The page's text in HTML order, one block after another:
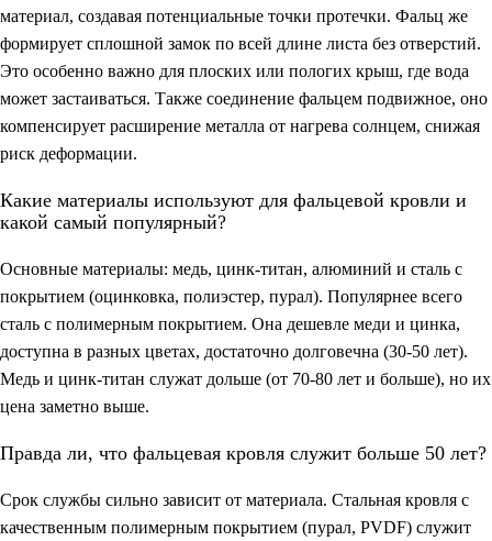
материал, создавая потенциальные точки протечки. Фальц же
формирует сплошной замок по всей длине листа без отверстий.
Это особенно важно для плоских или пологих крыш, где вода
может застаиваться. Также соединение фальцем подвижное, оно
компенсирует расширение металла от нагрева солнцем, снижая
риск деформации.
Какие материалы используют для фальцевой кровли и
какой самый популярный?
Основные материалы: медь, цинк-титан, алюминий и сталь с
покрытием (оцинковка, полиэстер, пурал). Популярнее всего
сталь с полимерным покрытием. Она дешевле меди и цинка,
доступна в разных цветах, достаточно долговечна (30-50 лет).
Медь и цинк-титан служат дольше (от 70-80 лет и больше), но их
цена заметно выше.
Правда ли, что фальцевая кровля служит больше 50 лет?
Срок службы сильно зависит от материала. Стальная кровля с
качественным полимерным покрытием (пурал, PVDF) служит